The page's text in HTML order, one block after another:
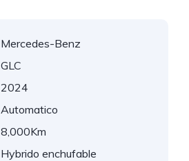
Mercedes-Benz
GLC
2024
Automatico
8,000Km
Hybrido enchufable